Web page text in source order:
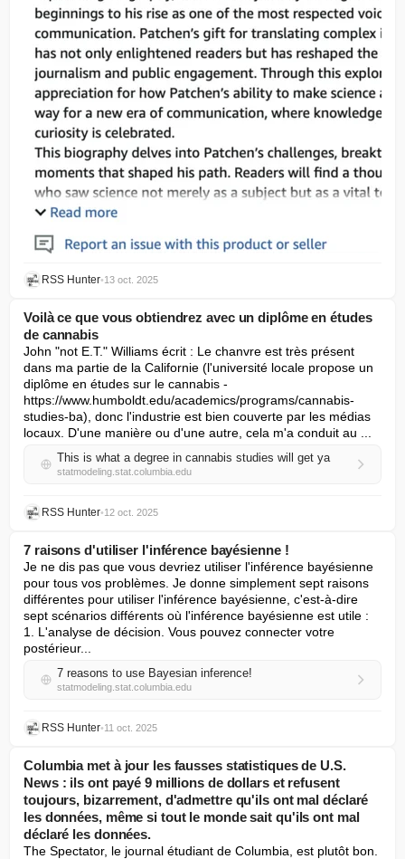
RSS Hunter•13 oct. 2025
Voilà ce que vous obtiendrez avec un diplôme en études
de cannabis
John "not E.T." Williams écrit : Le chanvre est très présent
dans ma partie de la Californie (l'université locale propose un
diplôme en études sur le cannabis -
https://www.humboldt.edu/academics/programs/cannabis-
studies-ba), donc l'industrie est bien couverte par les médias
locaux. D'une manière ou d'une autre, cela m'a conduit au ...
This is what a degree in cannabis studies will get ya
statmodeling.stat.columbia.edu
RSS Hunter•12 oct. 2025
7 raisons d'utiliser l'inférence bayésienne !
Je ne dis pas que vous devriez utiliser l'inférence bayésienne
pour tous vos problèmes. Je donne simplement sept raisons
différentes pour utiliser l'inférence bayésienne, c'est-à-dire
sept scénarios différents où l'inférence bayésienne est utile :
1. L'analyse de décision. Vous pouvez connecter votre
postérieur...
7 reasons to use Bayesian inference!
statmodeling.stat.columbia.edu
RSS Hunter•11 oct. 2025
Columbia met à jour les fausses statistiques de U.S.
News : ils ont payé 9 millions de dollars et refusent
toujours, bizarrement, d'admettre qu'ils ont mal déclaré
les données, même si tout le monde sait qu'ils ont mal
déclaré les données.
The Spectator, le journal étudiant de Columbia, est plutôt bon.